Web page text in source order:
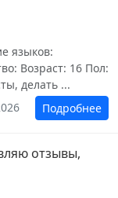
языков:
Возраст: 16 Пол:
делать ...
Подробнее
отзывы,